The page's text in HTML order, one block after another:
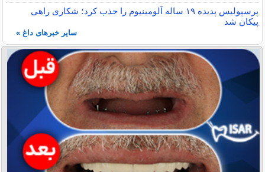
پرسپولیس پدیده ۱۹ ساله آلومینیوم را جذب کرد؛ شکاری راهی
پیکان شد
سایر خبرهای داغ »